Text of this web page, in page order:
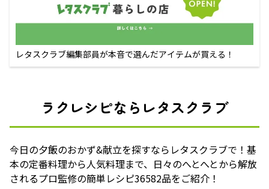
レタスクラブ編集部員が本音で選んだアイテムが買える！
ラクレシピならレタスクラブ
今日の夕飯のおかず&献立を探すならレタスクラブで！基
本の定番料理から人気料理まで、日々のへとへとから解放
されるプロ監修の簡単レシピ36582品をご紹介！